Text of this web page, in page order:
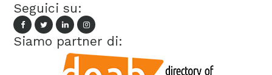
Seguici su:
Siamo partner di: